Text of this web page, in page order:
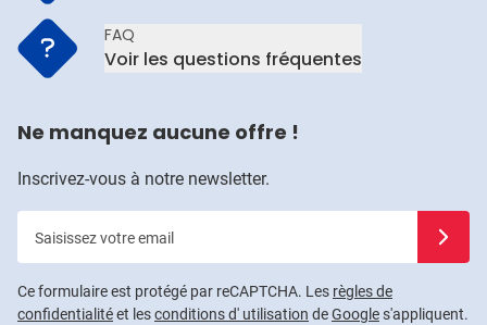
FAQ
Voir les questions fréquentes
Ne manquez aucune offre !
Inscrivez-vous à notre newsletter.
Ce formulaire est protégé par reCAPTCHA. Les règles de
confidentialitéet lesconditions d' utilisation deGoogles'appliquent.